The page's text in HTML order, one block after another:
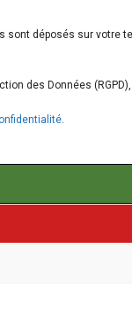
sont déposés sur votre
des Données
.